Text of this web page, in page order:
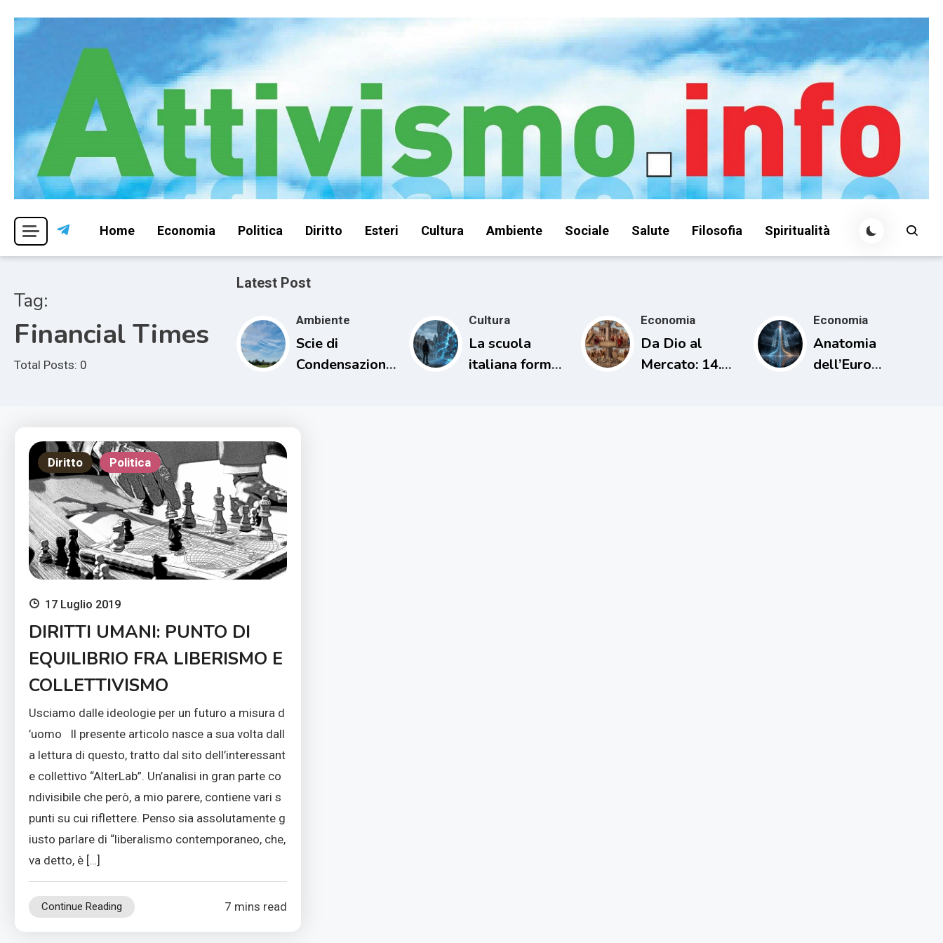
Attivismo.info
Home Economia Politica Diritto Esteri Cultura Ambiente Sociale Salute Filosofia Spiritualità
Tag:
Financial Times
Total Posts: 0
Latest Post
Ambiente
Scie di
Condensazione
Cultura
La scuola
italiana forma
Economia
Da Dio al
Mercato: 14.
Economia
Anatomia
dell’Euro
Diritto Politica
17 Luglio 2019
DIRITTI UMANI: PUNTO DI
EQUILIBRIO FRA LIBERISMO E
COLLETTIVISMO
Usciamo dalle ideologie per un futuro a misura d
’uomo Il presente articolo nasce a sua volta dall
a lettura di questo, tratto dal sito dell’interessant
e collettivo “AlterLab”. Un’analisi in gran parte co
ndivisibile che però, a mio parere, contiene vari s
punti su cui riflettere. Penso sia assolutamente g
iusto parlare di “liberalismo contemporaneo, che,
va detto, è […]
Continue Reading 7 mins read